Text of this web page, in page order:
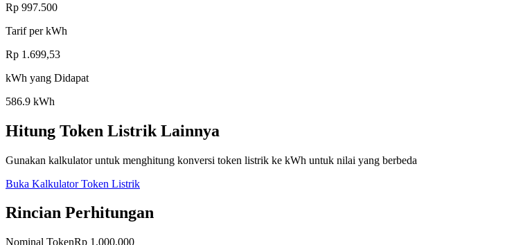
Rp 997.500
Tarif per kWh
Rp 1.699,53
kWh yang Didapat
586.9 kWh
Hitung Token Listrik Lainnya
Gunakan kalkulator untuk menghitung konversi token listrik ke kWh untuk nilai yang berbeda
Buka Kalkulator Token Listrik
Rincian Perhitungan
Nominal TokenRp 1.000.000